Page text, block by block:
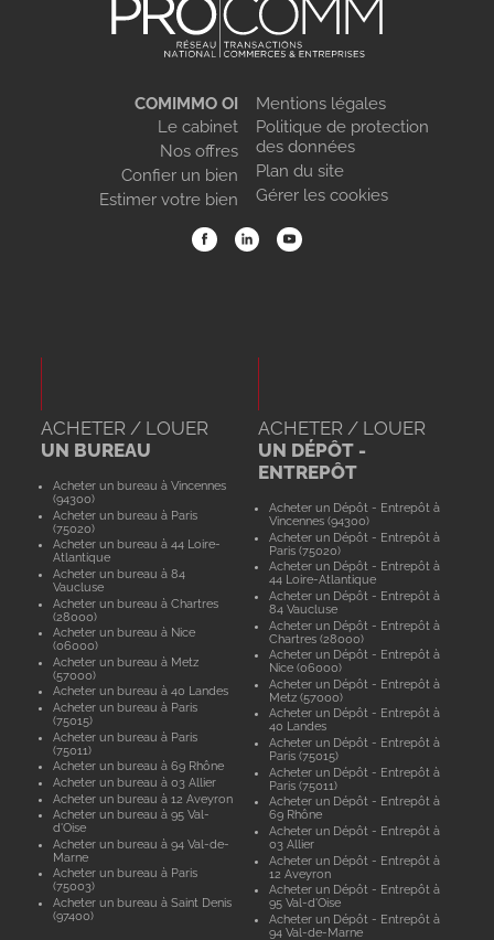
COMIMMO OI
Le cabinet
Nos offres
Confier un bien
Estimer votre bien
Mentions légales
Politique de protection
des données
Plan du site
Gérer les cookies
ACHETER / LOUER
UN BUREAU
Acheter un bureau à Vincennes
(94300)
Acheter un bureau à Paris
(75020)
Acheter un bureau à 44 Loire-
Atlantique
Acheter un bureau à 84
Vaucluse
Acheter un bureau à Chartres
(28000)
Acheter un bureau à Nice
(06000)
Acheter un bureau à Metz
(57000)
Acheter un bureau à 40 Landes
Acheter un bureau à Paris
(75015)
Acheter un bureau à Paris
(75011)
Acheter un bureau à 69 Rhône
Acheter un bureau à 03 Allier
Acheter un bureau à 12 Aveyron
Acheter un bureau à 95 Val-
d'Oise
Acheter un bureau à 94 Val-de-
Marne
Acheter un bureau à Paris
(75003)
Acheter un bureau à Saint Denis
(97400)
ACHETER / LOUER
UN DÉPÔT -
ENTREPÔT
Acheter un Dépôt - Entrepôt à
Vincennes (94300)
Acheter un Dépôt - Entrepôt à
Paris (75020)
Acheter un Dépôt - Entrepôt à
44 Loire-Atlantique
Acheter un Dépôt - Entrepôt à
84 Vaucluse
Acheter un Dépôt - Entrepôt à
Chartres (28000)
Acheter un Dépôt - Entrepôt à
Nice (06000)
Acheter un Dépôt - Entrepôt à
Metz (57000)
Acheter un Dépôt - Entrepôt à
40 Landes
Acheter un Dépôt - Entrepôt à
Paris (75015)
Acheter un Dépôt - Entrepôt à
Paris (75011)
Acheter un Dépôt - Entrepôt à
69 Rhône
Acheter un Dépôt - Entrepôt à
03 Allier
Acheter un Dépôt - Entrepôt à
12 Aveyron
Acheter un Dépôt - Entrepôt à
95 Val-d'Oise
Acheter un Dépôt - Entrepôt à
94 Val-de-Marne